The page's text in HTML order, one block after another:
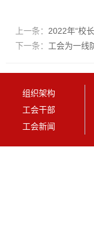
上一条： 2022年“校
下一条： 工会为一线
组织架构
工会干部
工会新闻